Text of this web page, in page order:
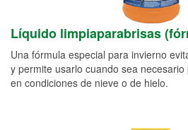
Líquido limpiaparabrisas
Una fórmula especial para invierno
y permite usarlo cuando sea
en condiciones de nieve o de hielo.